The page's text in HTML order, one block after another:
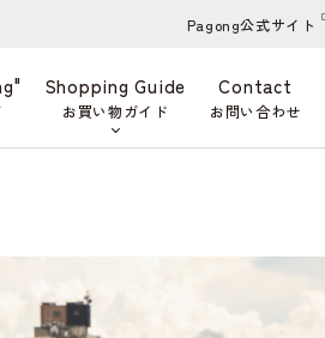
Pagong公式サイト
Shopping Guide
お買い物ガイド
Contact
お問い合わせ